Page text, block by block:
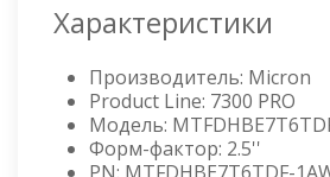
Характеристики
Производитель: Micron
Product Line: 7300 PRO
Модель:
Форм-фактор: 2.5''
PN: MTFDHBE7T6TDF-